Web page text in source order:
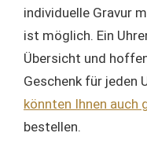
individuelle Gravur
ist möglich. Ein
Übersicht und
Geschenk für jeden
könnten Ihnen auch
bestellen.